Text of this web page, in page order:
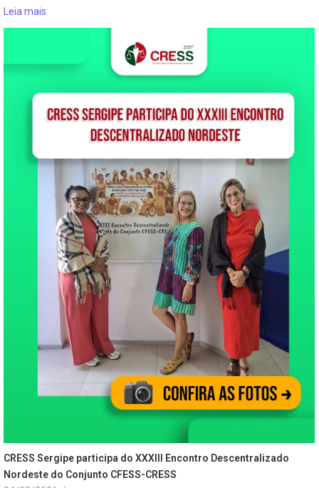
Leia mais
CRESS Sergipe participa do XXXIII Encontro Descentralizado
Nordeste do Conjunto CFESS-CRESS